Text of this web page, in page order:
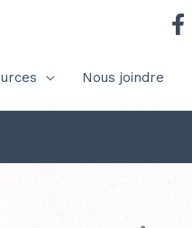
Nous joindre